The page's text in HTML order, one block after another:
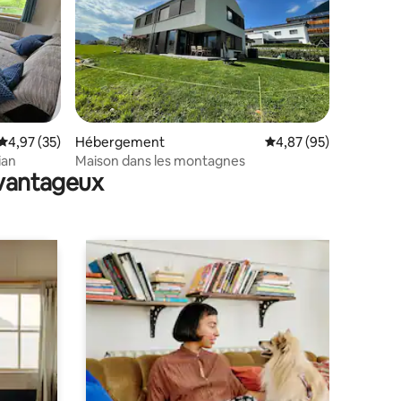
: 5 sur 5
moyenne sur la base de 35 commentaires : 4,97 sur 5
4,97 (35)
Hébergement Évaluation moyenne
4,87 (95)
Maison dans les montagnes